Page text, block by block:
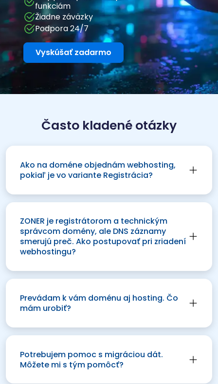
funkciám
Žiadne záväzky
Podpora 24/7
Vyskúšať zadarmo
Často kladené otázky
Ako na doméne objednám webhosting,
pokiaľ je vo variante Registrácia?
ZONER je registrátorom a technickým
správcom domény, ale DNS záznamy
smerujú preč. Ako postupovať pri zriadení
webhostingu?
Prevádam k vám doménu aj hosting. Čo
mám urobiť?
Potrebujem pomoc s migráciou dát.
Môžete mi s tým pomôcť?